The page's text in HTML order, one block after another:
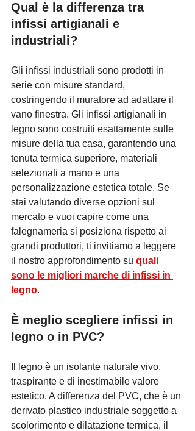
Qual è la differenza tra
infissi artigianali e
industriali?
Gli infissi industriali sono prodotti in
serie con misure standard,
costringendo il muratore ad adattare il
vano finestra. Gli infissi artigianali in
legno sono costruiti esattamente sulle
misure della tua casa, garantendo una
tenuta termica superiore, materiali
selezionati a mano e una
personalizzazione estetica totale. Se
stai valutando diverse opzioni sul
mercato e vuoi capire come una
falegnameria si posiziona rispetto ai
grandi produttori, ti invitiamo a leggere
il nostro approfondimento su quali
sono le migliori marche di infissi in
legno.
È meglio scegliere infissi in
legno o in PVC?
Il legno è un isolante naturale vivo,
traspirante e di inestimabile valore
estetico. A differenza del PVC, che è un
derivato plastico industriale soggetto a
scolorimento e dilatazione termica, il